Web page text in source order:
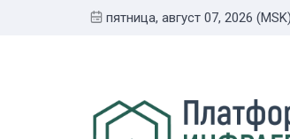
пятница, август 07, 2026 (MSK)